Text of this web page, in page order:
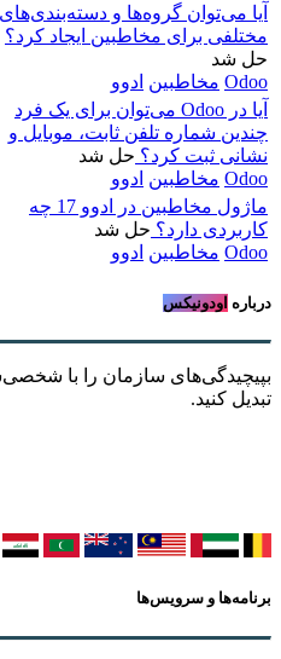
آیا می‌توان گروه‌ها و دسته‌بندی‌های
مختلفی برای مخاطبین ایجاد کرد؟
حل شد
Odoo مخاطبین ادوو
آیا در Odoo می‌توان برای یک فرد
چندین شماره تلفن ثابت، موبایل و
نشانی ثبت کرد؟ حل شد
Odoo مخاطبین ادوو
ماژول مخاطبین در ادوو 17 چه
کاربردی دارد؟ حل شد
Odoo مخاطبین ادوو
درباره اودونیکس
بپیچیدگی‌های سازمان را با
تبدیل کنید.
برنامه‌ها و سرویس‌ها